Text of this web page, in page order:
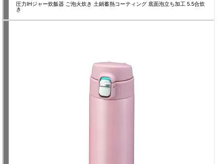
圧力IHジャー炊飯器 ご泡火炊き 土鍋蓄熱コーティング 底面泡立ち加工 5.5合炊
き